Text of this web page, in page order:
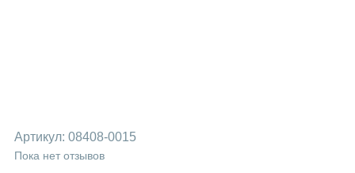
Артикул: 08408-0015
Пока нет отзывов